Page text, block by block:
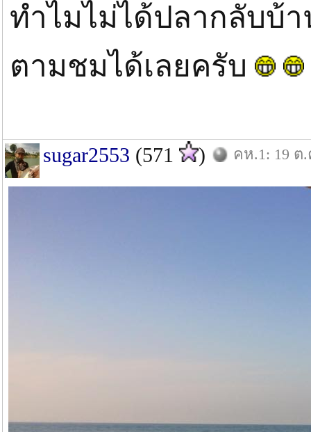
ทำไมไม่ได้ปลากลับบ้าน
ตามชมได้เลยครับ
sugar2553 (571 ) คห.1: 19 ต.